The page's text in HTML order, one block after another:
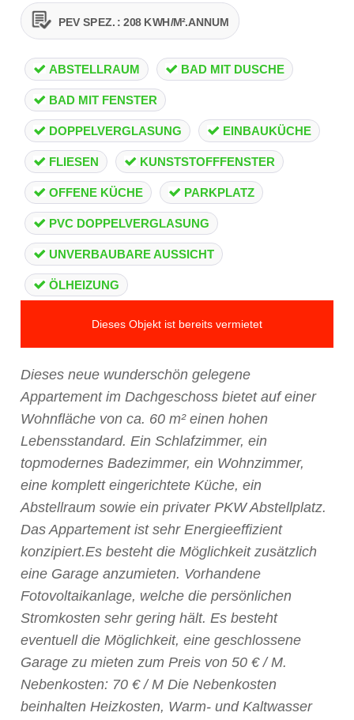
PEV SPEZ. : 208 KWH/M².ANNUM
ABSTELLRAUM BAD MIT DUSCHE
BAD MIT FENSTER
DOPPELVERGLASUNG EINBAUKÜCHE
FLIESEN KUNSTSTOFFFENSTER
OFFENE KÜCHE PARKPLATZ
PVC DOPPELVERGLASUNG
UNVERBAUBARE AUSSICHT
ÖLHEIZUNG
Dieses Objekt ist bereits vermietet
Dieses neue wunderschön gelegene
Appartement im Dachgeschoss bietet auf einer
Wohnfläche von ca. 60 m² einen hohen
Lebensstandard. Ein Schlafzimmer, ein
topmodernes Badezimmer, ein Wohnzimmer,
eine komplett eingerichtete Küche, ein
Abstellraum sowie ein privater PKW Abstellplatz.
Das Appartement ist sehr Energieeffizient
konzipiert.Es besteht die Möglichkeit zusätzlich
eine Garage anzumieten. Vorhandene
Fotovoltaikanlage, welche die persönlichen
Stromkosten sehr gering hält. Es besteht
eventuell die Möglichkeit, eine geschlossene
Garage zu mieten zum Preis von 50 € / M.
Nebenkosten: 70 € / M Die Nebenkosten
beinhalten Heizkosten, Warm- und Kaltwasser